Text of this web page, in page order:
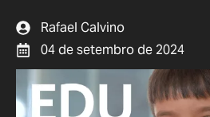
Rafael Calvino
04 de setembro de 2024